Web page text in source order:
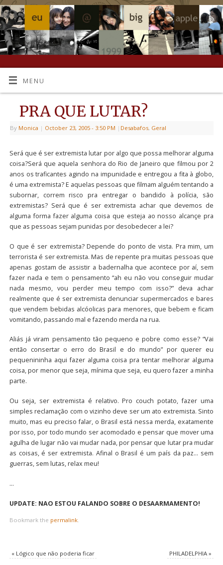
MENU
PRA QUE LUTAR?
By Monica | October 23, 2005 - 3:50 PM | Desabafos, Geral
Será que é ser extremista lutar por algo que possa melhorar alguma
coisa?Será que aquela senhora do Rio de Janeiro que filmou por 2
anos os traficantes agindo na impunidade e entregou a fita à globo,
é uma extremista? E aquelas pessoas que filmam alguém tentando a
subornar, correm risco pra entregar o bandido à polícia, são
extremistas? Será que é ser extremista achar que devemos de
alguma forma fazer alguma coisa que esteja ao nosso alcançe pra
que as pessoas sejam punidas por desobedecer a lei?
O que é ser extremista? Depende do ponto de vista. Pra mim, um
terrorista é ser extremista. Mas de repente pra muitas pessoas que
apenas gostam de assistir a badernalha que acontece por aí, sem
fazer nada e tem o pensamento “ah eu não vou conseguir mudar
nada mesmo, vou perder meu tempo com isso?” deva achar
realmente que é ser extremista denunciar supermercados e bares
que vendem bebidas alcóolicas para menores, que bebem e ficam
vomitando, passando mal e fazendo merda na rua.
Aliás já viram pensamento tão pequeno e pobre como esse? “Vai
então consertar o erro do Brasil e do mundo” por querer eu
pequenininha aqui fazer alguma coisa pra tentar melhorar alguma
coisa, por menor que seja, mínima que seja, eu quero fazer a minha
parte.
Ou seja, ser extremista é relativo. Pro couch potato, fazer uma
simples reclamação com o vizinho deve ser um ato extremista. Sinto
muito, mas eu preciso falar, o Brasil está nessa merda, exatamente
por isso, por todo mundo ser acomodado e pensar que mover uma
agulha de lugar não vai mudar nada, por pensar que lutar pra mudar
as coisas, é ser extremista. Afinal o Brasil é um país da paz… sem
guerras, sem lutas, relax meu!
…
UPDATE: NAO ESTOU FALANDO SOBRE O DESAARMAMENTO!
Bookmark the permalink.
«Lógico que não poderia ficar PHILADELPHIA»